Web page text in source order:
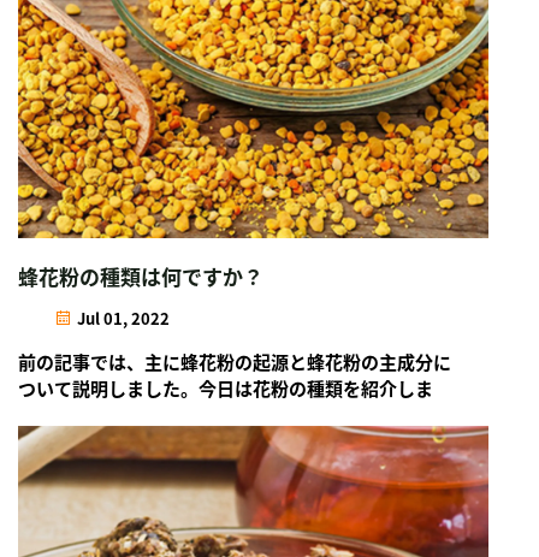
蜂花粉の種類は何ですか？
Jul 01, 2022
前の記事では、主に蜂花粉の起源と蜂花粉の主成分に
ついて説明しました。今日は花粉の種類を紹介しま
的な栄養素の特性を持っています...